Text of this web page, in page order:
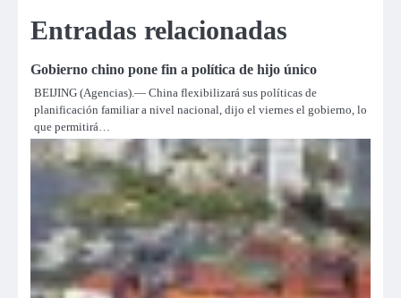
Entradas relacionadas
Gobierno chino pone fin a política de hijo único
BEIJING (Agencias).— China flexibilizará sus políticas de
planificación familiar a nivel nacional, dijo el viernes el gobierno, lo
que permitirá…